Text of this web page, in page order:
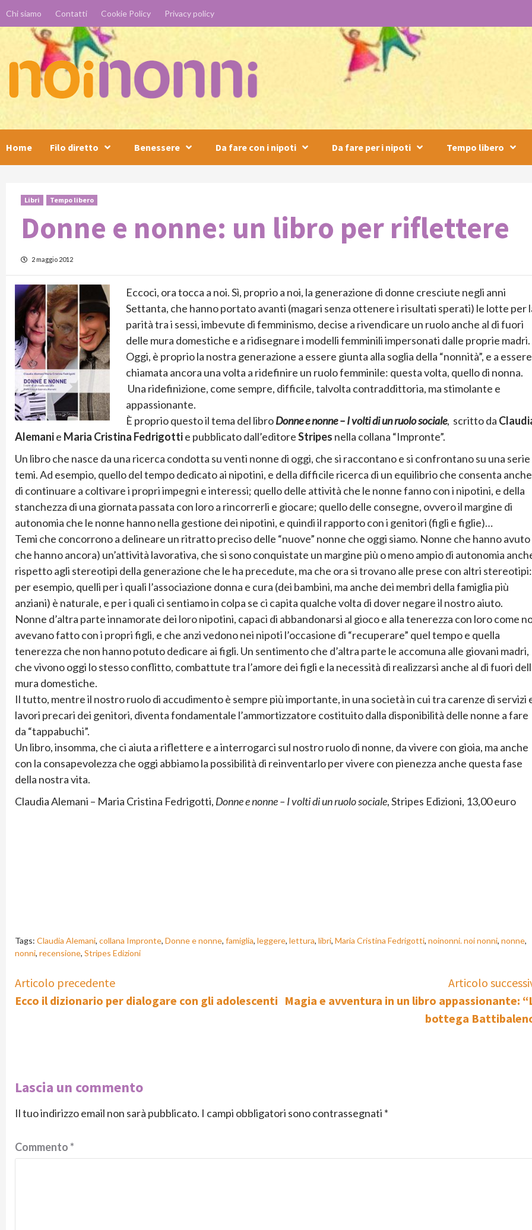
content
Chi siamo Contatti Cookie Policy Privacy policy
Home Filo diretto Benessere Da fare con i nipoti Da fare per i nipoti Tempo libero
Libri Tempo libero
Donne e nonne: un libro per riflettere
2 maggio 2012
Eccoci, ora tocca a noi. Sì, proprio a noi, la generazione di donne cresciute negli anni
Settanta, che hanno portato avanti (magari senza ottenere i risultati sperati) le lotte per
parità tra i sessi, imbevute di femminismo, decise a rivendicare un ruolo anche al di fuori
delle mura domestiche e a ridisegnare i modelli femminili impersonati dalle proprie madri.
Oggi, è proprio la nostra generazione a essere giunta alla soglia della “nonnità”, e a essere
chiamata ancora una volta a ridefinire un ruolo femminile: questa volta, quello di nonna.
Una ridefinizione, come sempre, difficile, talvolta contraddittoria, ma stimolante e
appassionante.
È proprio questo il tema del libroDonne e nonne – I volti di un ruolo sociale, scritto da
Alemanie Maria Cristina Fedrigottie pubblicato dall’editoreStripes nella collana “Impronte”.
Un libro che nasce da una ricerca condotta su venti nonne di oggi, che si raccontano e si confrontano su una serie
temi. Ad esempio, quello del tempo dedicato ai nipotini, e della difficile ricerca di un equilibrio che consenta anche
di continuare a coltivare i propri impegni e interessi; quello delle attività che le nonne fanno con i nipotini, e della
stanchezza di una giornata passata con loro a rincorrerli e giocare; quello delle consegne, ovvero il margine di
autonomia che le nonne hanno nella gestione dei nipotini, e quindi il rapporto con i genitori (figli e figlie)…
Temi che concorrono a delineare un ritratto preciso delle “nuove” nonne che oggi siamo. Nonne che hanno avuto
che hanno ancora) un’attività lavorativa, che si sono conquistate un margine più o meno ampio di autonomia
rispetto agli stereotipi della generazione che le ha precedute, ma che ora si trovano alle prese con altri stereotipi:
per esempio, quelli per i quali l’associazione donna e cura (dei bambini, ma anche dei membri della famiglia più
anziani) è naturale, e per i quali ci sentiamo in colpa se ci capita qualche volta di dover negare il nostro aiuto.
Nonne d’altra parte innamorate dei loro nipotini, capaci di abbandonarsi al gioco e alla tenerezza con loro come
avevano fatto con i propri figli, e che anzi vedono nei nipoti l’occasione di “recuperare” quel tempo e quella
tenerezza che non hanno potuto dedicare ai figli. Un sentimento che d’altra parte le accomuna alle giovani madri,
che vivono oggi lo stesso conflitto, combattute tra l’amore dei figli e la necessità di realizzarsi anche al di fuori
mura domestiche.
Il tutto, mentre il nostro ruolo di accudimento è sempre più importante, in una società in cui tra carenze di servizi
lavori precari dei genitori, diventa fondamentale l’ammortizzatore costituito dalla disponibilità delle nonne a fare
da “tappabuchi”.
Un libro, insomma, che ci aiuta a riflettere e a interrogarci sul nostro ruolo di nonne, da vivere con gioia, ma anche
con la consapevolezza che oggi abbiamo la possibilità di reinventarlo per vivere con pienezza anche questa fase
della nostra vita.
Claudia Alemani – Maria Cristina Fedrigotti, Donne e nonne – I volti di un ruolo sociale, Stripes Edizioni, 13,00 euro
Tags: Claudia Alemani, collana Impronte, Donne e nonne, famiglia, leggere, lettura, libri, Maria Cristina Fedrigotti, noinonni. noi nonni, nonne,
nonni, recensione, Stripes Edizioni
Continue
Reading
Articolo precedente
Ecco il dizionario per dialogare con gli adolescenti
Articolo
Magia e avventura in un libro appassionante:
bottega
Lascia un commento
Il tuo indirizzo email non sarà pubblicato. I campi obbligatori sono contrassegnati *
Commento*